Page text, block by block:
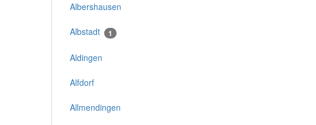
Albershausen
Albstadt 1
Aldingen
Alfdorf
Allmendingen